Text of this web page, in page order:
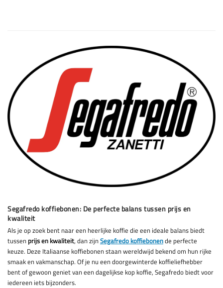
Segafredo koffiebonen: De perfecte balans tussen prijs en
kwaliteit
Als je op zoek bent naar een heerlijke koffie die een ideale balans biedt
tussen prijs en kwaliteit, dan zijnSegafredo koffiebonende perfecte
keuze. Deze Italiaanse koffiebonen staan wereldwijd bekend om hun rijke
smaak en vakmanschap. Of je nu een doorgewinterde koffieliefhebber
bent of gewoon geniet van een dagelijkse kop koffie, Segafredo biedt voor
iedereen iets bijzonders.